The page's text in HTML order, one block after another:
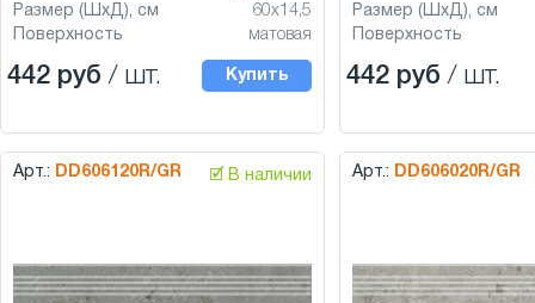
Размер (ШхД), см
60x14,5
Поверхность
матовая
442 руб / шт. Купить
Размер (ШхД), см
Поверхность
442 руб / шт.
Арт.: DD606120R/GR 🗹 В наличии Арт.: DD606020R/GR